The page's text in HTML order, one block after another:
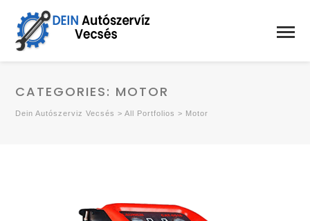
CATEGORIES: MOTOR
Dein Autószerviz Vecsés >All Portfolios > Motor